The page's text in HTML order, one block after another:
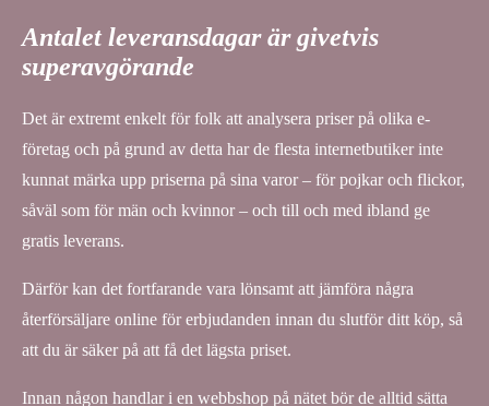
Antalet leveransdagar är givetvis
superavgörande
Det är extremt enkelt för folk att analysera priser på olika e-
företag och på grund av detta har de flesta internetbutiker inte
kunnat märka upp priserna på sina varor – för pojkar och flickor,
såväl som för män och kvinnor – och till och med ibland ge
gratis leverans.
Därför kan det fortfarande vara lönsamt att jämföra några
återförsäljare online för erbjudanden innan du slutför ditt köp, så
att du är säker på att få det lägsta priset.
Innan någon handlar i en webbshop på nätet bör de alltid sätta